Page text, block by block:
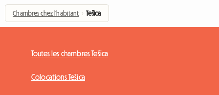
Chambres chez l'habitant › Tešica
Toutes les chambres Tešica
Colocations Tešica